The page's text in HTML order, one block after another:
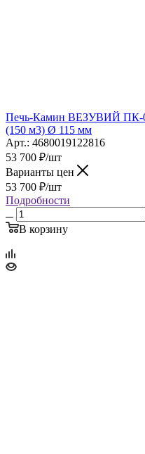
Печь-Камин ВЕЗУВИЙ ПК-
(150 м3) Ø 115 мм
Арт.: 4680019122816
53 700 ₽/шт
Варианты цен
53 700 ₽/шт
Подробности
В корзину